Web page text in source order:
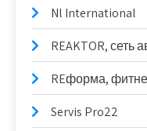
Nl International
REAKTOR, сеть
REформа,
Servis Pro22